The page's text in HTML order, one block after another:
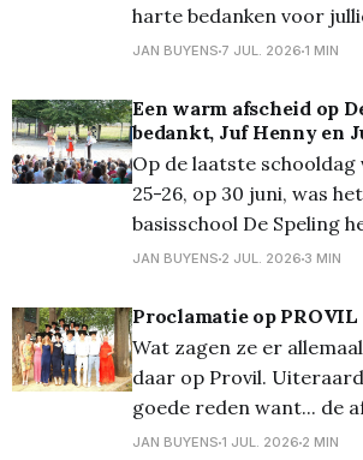
harte bedanken voor
professionaliteit en
elke dag talloze bordjes
lucht. Jullie geven
jullie teams, begeleiden
problemen op en
JAN BUYENS 7 JUL. 2026 1 MIN
Een warm afscheid op
bedankt, Juf Henny en
Op de laatste
25-26, op 30 juni, was
basisschool De Speling
vertrouwde en
baken sinds 2002, en Juf
basis van de voor- en
Beiden kunnen nu gaan
JAN BUYENS 2 JUL. 2026 3 MIN
Proclamatie op PROVIL
Wat zagen ze er
daar op Provil.
goede reden want... de
leerlingen mochten hun
JAN BUYENS 1 JUL. 2026 2 MIN